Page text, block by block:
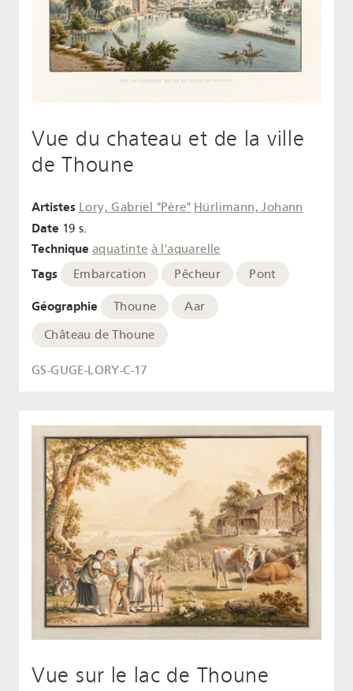
Vue du chateau et de la ville
de Thoune
Artistes Lory, Gabriel "Père" Hürlimann, Johann
Date 19 s.
Technique aquatinte à l'aquarelle
Tags Embarcation Pêcheur Pont
Géographie Thoune
Aar
Château de Thoune
GS-GUGE-LORY-C-17
Vue sur le lac de Thoune